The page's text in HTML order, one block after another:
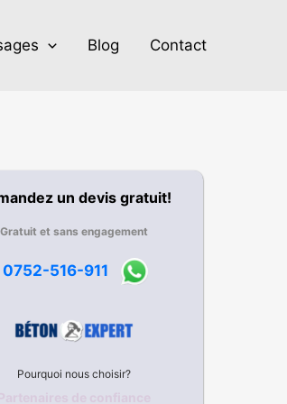
Blog Contact
un devis gratuit!
Gratuit et sans engagement
0752-516-911
Pourquoi nous choisir?